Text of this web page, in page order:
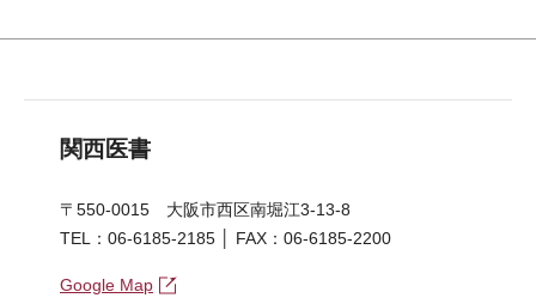
関西医書
〒550-0015 大阪市西区南堀江3-13-8
TEL：06-6185-2185 │ FAX：06-6185-2200
Google Map